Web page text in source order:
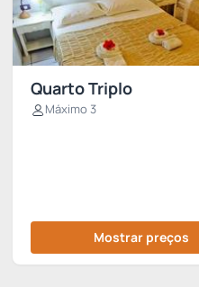
Quarto Triplo
Máximo 3
Mostrar preços